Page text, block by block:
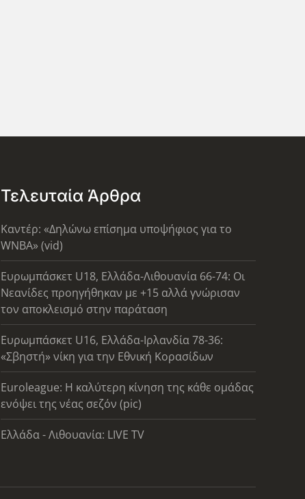
Τελευταία Άρθρα
Καντέρ: «Δηλώνω επίσημα υποψήφιος για το
WNBA» (vid)
Ευρωμπάσκετ U18, Ελλάδα-Λιθουανία 66-74: Οι
Νεανίδες προηγήθηκαν με +15 αλλά γνώρισαν
τον αποκλεισμό στην παράταση
Ευρωμπάσκετ U16, Ελλάδα-Ιρλανδία 78-36:
«Σβηστή» νίκη για την Εθνική Κορασίδων
Euroleague: Η καλύτερη κίνηση της κάθε ομάδας
ενόψει της νέας σεζόν (pic)
Ελλάδα - Λιθουανία: LIVE TV